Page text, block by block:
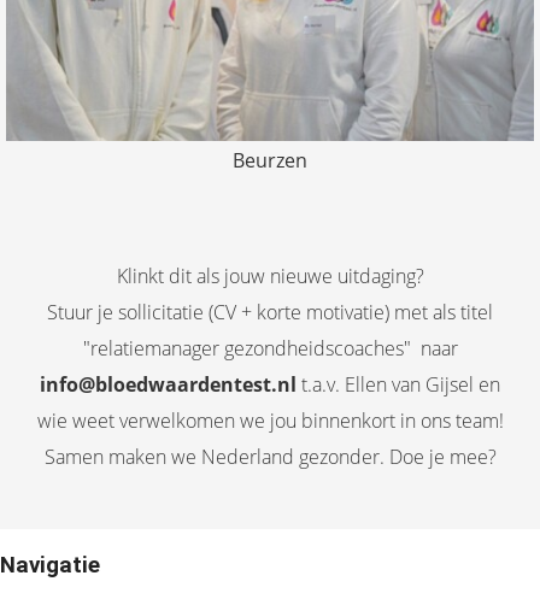
Beurzen
Klinkt dit als jouw nieuwe uitdaging?
Stuur je sollicitatie (CV + korte motivatie) met als titel
"relatiemanager gezondheidscoaches" naar
info@bloedwaardentest.nl t.a.v. Ellen van Gijsel en
wie weet verwelkomen we jou binnenkort in ons team!
Samen maken we Nederland gezonder. Doe je mee?
Navigatie